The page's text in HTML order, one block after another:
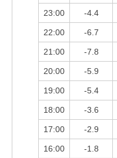
23:00 -4.4
22:00 -6.7
21:00 -7.8
20:00 -5.9
19:00 -5.4
18:00 -3.6
17:00 -2.9
16:00 -1.8